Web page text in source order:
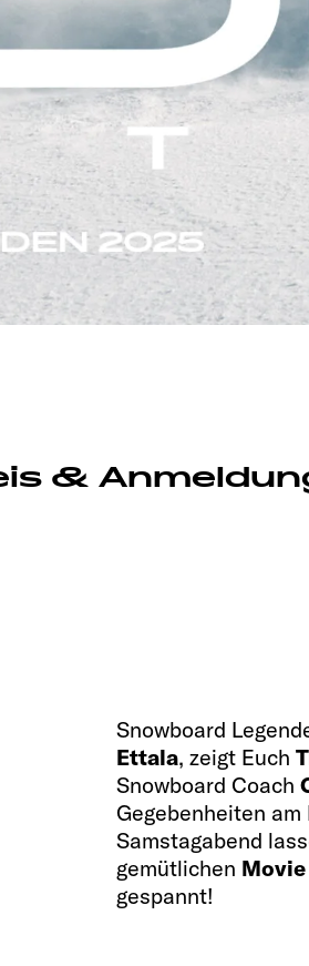
&
Snowboard
Ettala, zeigt Euch
Snowboard Coach
Gegebenheiten
Samstagabend
gemütlichen
gespannt!